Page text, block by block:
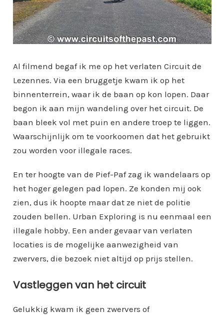
Al filmend begaf ik me op het verlaten Circuit de
Lezennes. Via een bruggetje kwam ik op het
binnenterrein, waar ik de baan op kon lopen. Daar
begon ik aan mijn wandeling over het circuit. De
baan bleek vol met puin en andere troep te liggen.
Waarschijnlijk om te voorkoomen dat het gebruikt
zou worden voor illegale races.
En ter hoogte van de Pief-Paf zag ik wandelaars op
het hoger gelegen pad lopen. Ze konden mij ook
zien, dus ik hoopte maar dat ze niet de politie
zouden bellen. Urban Exploring is nu eenmaal een
illegale hobby. Een ander gevaar van verlaten
locaties is de mogelijke aanwezigheid van
zwervers, die bezoek niet altijd op prijs stellen.
Vastleggen van het circuit
Gelukkig kwam ik geen zwervers of